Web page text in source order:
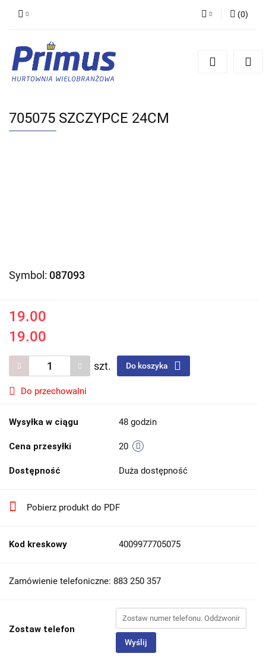
Zarejestruj się
(0)
705075 SZCZYPCE 24CM
Symbol: 087093
19.00
19.00
szt. Do koszyka
Do przechowalni
Wysyłka w ciągu 48 godzin
Cena przesyłki 20
Dostępność Duża dostępność
Pobierz produkt do PDF
Kod kreskowy 4009977705075
Zamówienie telefoniczne: 883 250 357
Zostaw telefon
Wyślij